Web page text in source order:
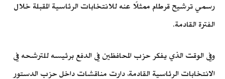
رسمي ترشيح قرطام ممثلًا عنه للانتخابات الرئاسية المقبلة خلال
الفترة القادمة.
وفي الوقت الذي يفكر حزب المحافظين في الدفع برئيسه للترشحه في
الانتخابات الرئاسية القادمة، دارت مناقشات داخل حزب الدستور